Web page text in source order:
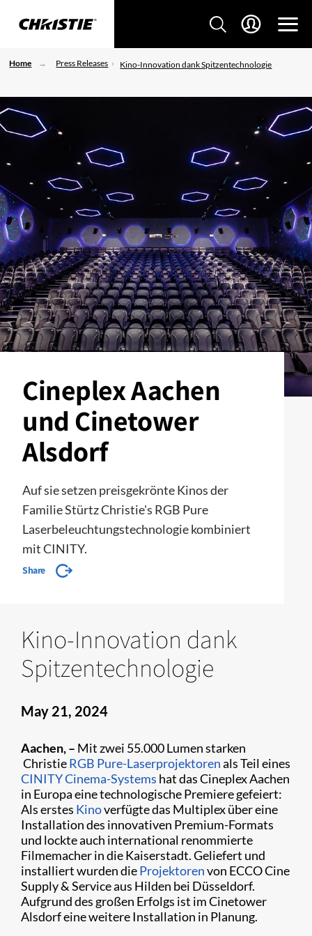
Home Press Releases Kino-Innovation dank Spitzentechnologie
Cineplex Aachen
und Cinetower
Alsdorf
Auf sie setzen preisgekrönte Kinos der
Familie Stürtz Christie's RGB Pure
Laserbeleuchtungstechnologie kombiniert
mit CINITY.
Share
Kino-Innovation dank
Spitzentechnologie
May 21, 2024
Aachen, – Mit zwei 55.000 Lumen starken
ChristieRGB Pure-Laserprojektorenals Teil eines
CINITY Cinema-Systems hat das Cineplex Aachen
in Europa eine technologische Premiere gefeiert:
Als erstes Kinoverfügte das Multiplex über eine
Installation des innovativen Premium-Formats
und lockte auch international renommierte
Filmemacher in die Kaiserstadt. Geliefert und
installiert wurden dieProjektorenvon ECCO Cine
Supply & Service aus Hilden bei Düsseldorf.
Aufgrund des großen Erfolgs ist im Cinetower
Alsdorf eine weitere Installation in Planung.